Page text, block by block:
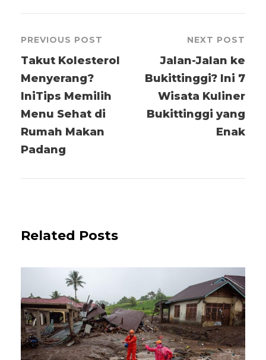
PREVIOUS POST
Takut Kolesterol
Menyerang?
IniTips Memilih
Menu Sehat di
Rumah Makan
Padang
NEXT POST
Jalan-Jalan ke
Bukittinggi? Ini 7
Wisata Kuliner
Bukittinggi yang
Enak
Related Posts